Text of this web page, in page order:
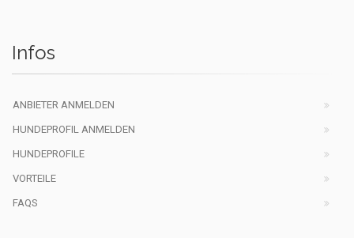
Infos
ANBIETER ANMELDEN
HUNDEPROFIL ANMELDEN
HUNDEPROFILE
VORTEILE
FAQS